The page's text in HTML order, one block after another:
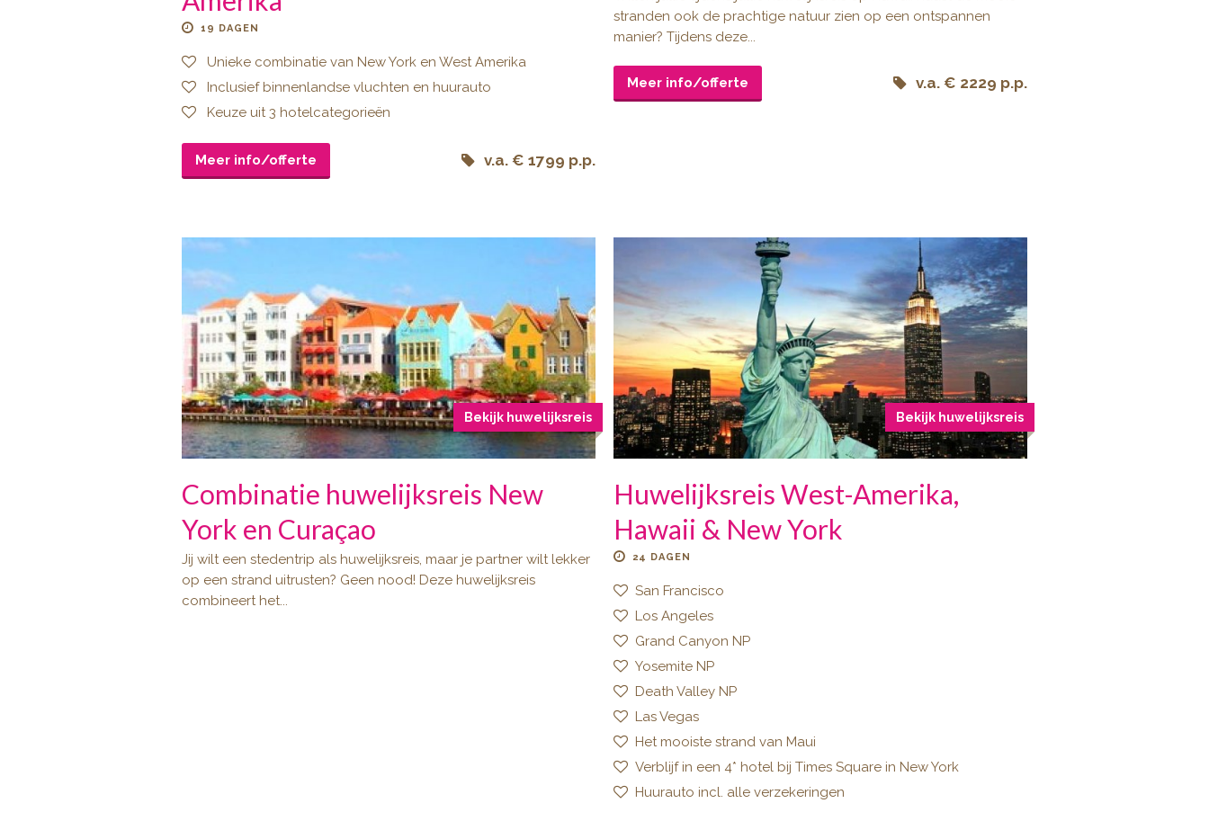
19 DAGEN
Unieke combinatie van New York en West Amerika
Inclusief binnenlandse vluchten en huurauto
Keuze uit 3 hotelcategorieën
Meer info/offerte v.a. € 1799 p.p.
stranden ook de prachtige natuur zien op een ontspannen
manier? Tijdens deze...
Meer info/offerte v.a. € 2229 p.p.
Bekijk huwelijksreis
Combinatie huwelijksreis New
York en Curaçao
Jij wilt een stedentrip als huwelijksreis, maar je partner wilt lekker
op een strand uitrusten? Geen nood! Deze huwelijksreis
combineert het...
Bekijk huwelijksreis
Huwelijksreis West-Amerika,
Hawaii & New York
24 DAGEN
San Francisco
Los Angeles
Grand Canyon NP
Yosemite NP
Death Valley NP
Las Vegas
Het mooiste strand van Maui
Verblijf in een 4* hotel bij Times Square in New York
Huurauto incl. alle verzekeringen